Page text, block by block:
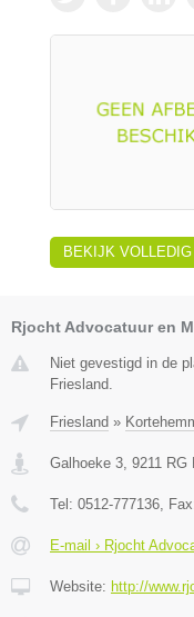
BEKIJK
Rjocht Advocatuur en
Niet gevestigd in de
Friesland.
Friesland »
Galhoeke 3, 9211 RG
Tel: 0512-777136,
E-mail › Rjocht
Website: http://